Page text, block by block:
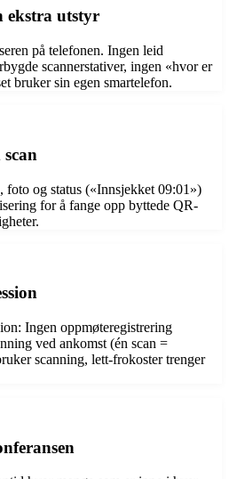
ekstra utstyr
på telefonen. Ingen leid
scannerstativer, ingen «hvor er
bruker sin egen smartelefon.
foto og status («Innsjekket 09:01»)
for å fange opp byttede QR-
Ingen oppmøteregistrering
ved ankomst (én scan =
scanning, lett-frokoster trenger